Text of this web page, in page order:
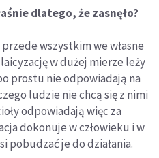
dlatego, że zasnęło?
wszystkim we własne
w dużej mierze leży
prostu nie odpowiadają na
ludzie nie chcą się z nimi
odpowiadają więc za
dokonuje w człowieku i w
pobudzać je do działania.